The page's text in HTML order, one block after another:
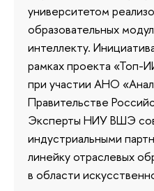
университетом
образовательных
интеллекту.
рамках проекта «Топ-
при участии АНО
Правительстве
Эксперты НИУ ВШЭ
индустриальными
линейку отраслевых
в области